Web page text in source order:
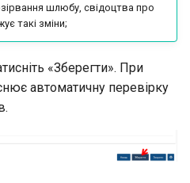
шлюбу, свідоцтва про
такі зміни;
«Зберегти». При
автоматичну перевірку